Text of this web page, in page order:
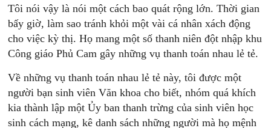
Tôi nói vậy là nói một cách bao quát rộng lớn. Thời gian
bấy giờ, làm sao tránh khỏi một vài cá nhân xách động
cho việc kỳ thị. Họ mang một số thanh niên đột nhập khu
Công giáo Phủ Cam gây những vụ thanh toán nhau lẻ tẻ.
Về những vụ thanh toán nhau lẻ tẻ này, tôi được một
người bạn sinh viên Văn khoa cho biết, nhóm quá khích
kia thành lập một Ủy ban thanh trừng của sinh viên học
sinh cách mạng, kê danh sách những người mà họ mệnh